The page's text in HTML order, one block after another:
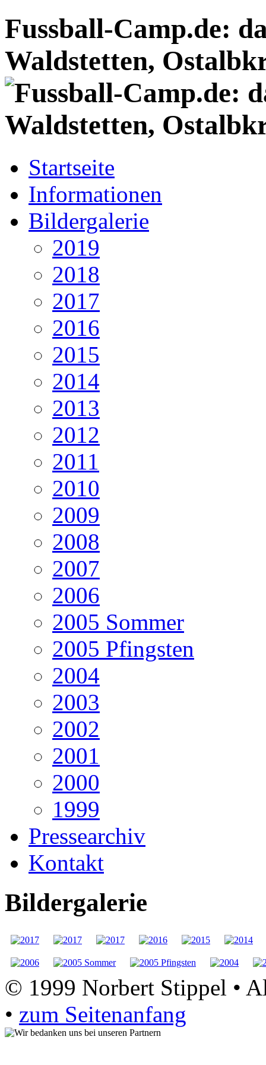
Fussball-Camp.de:
Waldstetten,
Startseite
Informationen
Bildergalerie
2019
2018
2017
2016
2015
2014
2013
2012
2011
2010
2009
2008
2007
2006
2005 Sommer
2005 Pfingsten
2004
2003
2002
2001
2000
1999
Pressearchiv
Kontakt
Bildergalerie
© 1999 Norbert Stippel •
• zum Seitenanfang